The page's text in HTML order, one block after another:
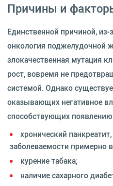
Причины и
Единственной причиной, из-
онкология поджелудочной
злокачественная мутация
рост, вовремя не
системой. Однако
оказывающих негативное
способствующих появлению
хронический
заболеваемости примерно
курение табака;
наличие сахарного